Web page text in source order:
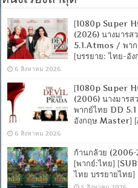
[1080p Super
(2026) นางมารส
5.1.Atmos / พา
[บรรยาย: ไทย-อั
6 สิงหาคม 2026
[1080p Super
(2006) นางมารส
พากย์ไทย DD
อังกฤษ Master]
6 สิงหาคม 2026
ก้านกล้วย
[พากย์:ไทย]
ไทย บรรยายไทย